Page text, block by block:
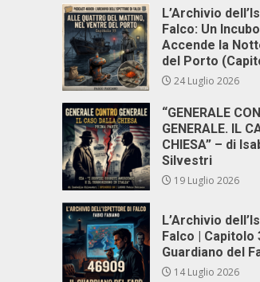
L’Archivio
Falco: Un
Accende la
del Porto
24 Luglio 2026
“GENERALE
GENERALE. IL
CHIESA” – di
Silvestri
19 Luglio 2026
L’Archivio
Falco | Capitolo
Guardiano del
14 Luglio 2026